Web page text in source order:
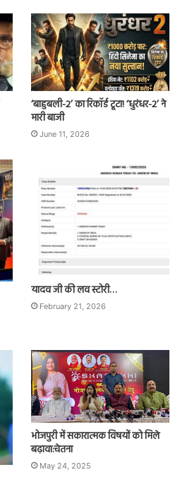
‘बाहुबली-2’ का रिकॉर्ड टूटा! ‘धुरंधर-2’ ने
मारी बाजी
June 11, 2026
यादव जी की लव स्टोरी…
February 21, 2026
भोजपुरी में सकारात्मक विषयों को मिले
बढ़ावा:चेतना
May 24, 2025